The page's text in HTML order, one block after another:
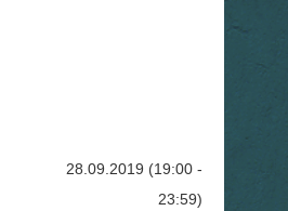
28.09.2019 (19:00 -
23:59)